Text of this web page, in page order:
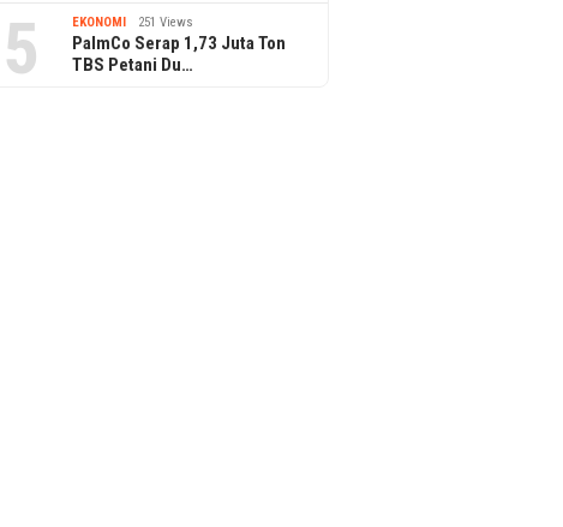
5 EKONOMI 251 Views
PalmCo Serap 1,73 Juta Ton
TBS Petani Du…